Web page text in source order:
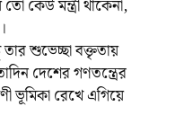
কেউ মন্ত্রী থাকেনা,
শুভেচ্ছা বক্তৃতায়
দেশের গণতন্ত্রের
ভূমিকা রেখে এগিয়ে